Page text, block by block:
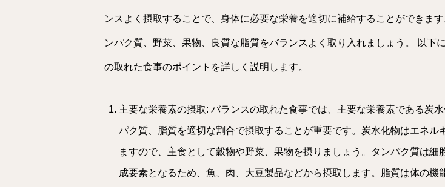
ンスよく摂取することで、身体に必要な栄養を適切に補給することができま
ンパク質、野菜、果物、良質な脂質をバランスよく取り入れましょう。 以下
の取れた食事のポイントを詳しく説明します。
主要な栄養素の摂取: バランスの取れた食事では、主要な栄養素である炭
パク質、脂質を適切な割合で摂取することが重要です。炭水化物はエネル
ますので、主食として穀物や野菜、果物を摂りましょう。タンパク質は細
成要素となるため、魚、肉、大豆製品などから摂取します。脂質は体の機